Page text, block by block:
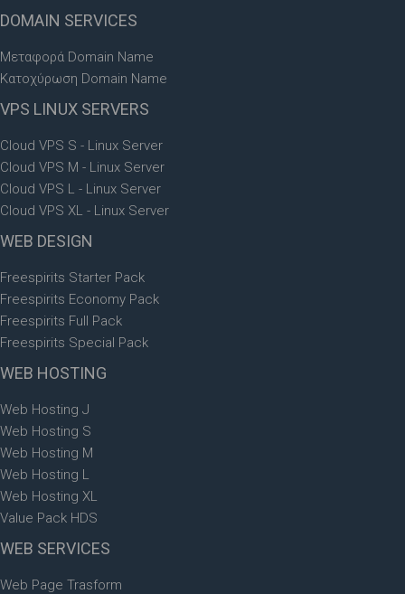
DOMAIN SERVICES
Μεταφορά Domain Name
Κατοχύρωση Domain Name
VPS LINUX SERVERS
Cloud VPS S - Linux Server
Cloud VPS M - Linux Server
Cloud VPS L - Linux Server
Cloud VPS XL - Linux Server
WEB DESIGN
Freespirits Starter Pack
Freespirits Economy Pack
Freespirits Full Pack
Freespirits Special Pack
WEB HOSTING
Web Hosting J
Web Hosting S
Web Hosting M
Web Hosting L
Web Hosting XL
Value Pack HDS
WEB SERVICES
Web Page Trasform